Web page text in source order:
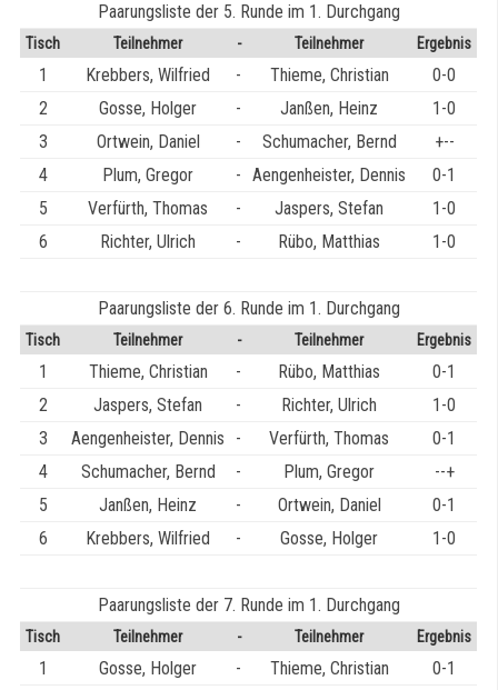
Paarungsliste der 5. Runde im 1. Durchgang
Tisch Teilnehmer - Teilnehmer Ergebnis
1 Krebbers, Wilfried - Thieme, Christian
0-0
2
Gosse, Holger - Janßen, Heinz
1-0
3
Ortwein, Daniel - Schumacher, Bernd
+--
4
Plum, Gregor - Aengenheister, Dennis
0-1
5
Verfürth, Thomas - Jaspers, Stefan
1-0
6
Richter, Ulrich - Rübo, Matthias 1-0
Paarungsliste der 6. Runde im 1. Durchgang
Tisch Teilnehmer - Teilnehmer Ergebnis
1 Thieme, Christian - Rübo, Matthias
0-1
2
Jaspers, Stefan - Richter, Ulrich
1-0
3
Aengenheister, Dennis - Verfürth, Thomas
0-1
4
Schumacher, Bernd - Plum, Gregor
--+
5
Janßen, Heinz - Ortwein, Daniel
0-1
6
Krebbers, Wilfried - Gosse, Holger 1-0
Paarungsliste der 7. Runde im 1. Durchgang
Tisch Teilnehmer - Teilnehmer Ergebnis
1 Gosse, Holger - Thieme, Christian
0-1